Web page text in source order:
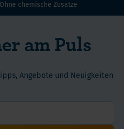
chemische Zusatze
am Puls
Angebote und Neuigkeiten